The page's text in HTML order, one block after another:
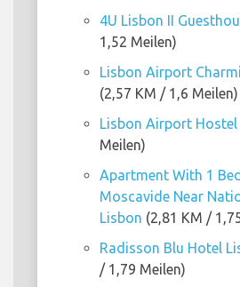
4U Lisbon II
1,52 Meilen)
Lisbon Airport
(2,57 KM / 1,6 Meilen)
Lisbon Airport Hostel
Meilen)
Apartment With 1
Moscavide Near
Lisbon (2,81 KM /
Radisson Blu Hotel
/ 1,79 Meilen)